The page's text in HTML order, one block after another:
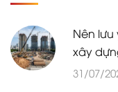
Nên
xây
31/07/